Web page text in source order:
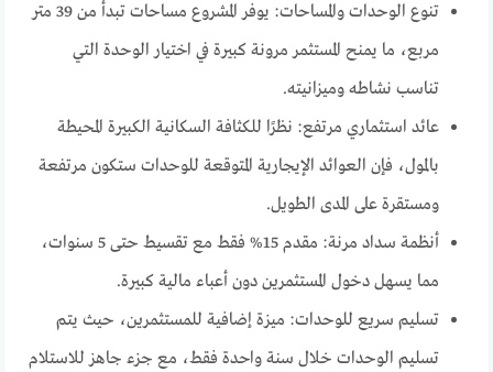
تنوع الوحدات والمساحات: يوفر المشروع مساحات تبدأ من 39 متر
مربع، ما يمنح المستثمر مرونة كبيرة في اختيار الوحدة التي
تناسب نشاطه وميزانيته.
عائد استثماري مرتفع: نظرًا للكثافة السكانية الكبيرة المحيطة
بالمول، فإن العوائد الإيجارية المتوقعة للوحدات ستكون مرتفعة
ومستقرة على المدى الطويل.
أنظمة سداد مرنة: مقدم 15% فقط مع تقسيط حتى 5 سنوات،
مما يسهل دخول المستثمرين دون أعباء مالية كبيرة.
تسليم سريع للوحدات: ميزة إضافية للمستثمرين، حيث يتم
تسليم الوحدات خلال سنة واحدة فقط، مع جزء جاهز للاستلام